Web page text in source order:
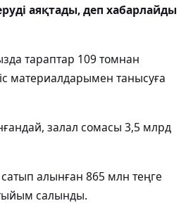
аяқтады, деп хабарлайды
тараптар 109 томнан
материалдарымен танысуға
залал сомасы 3,5 млрд
алынған 865 млн теңге
тыйым салынды.